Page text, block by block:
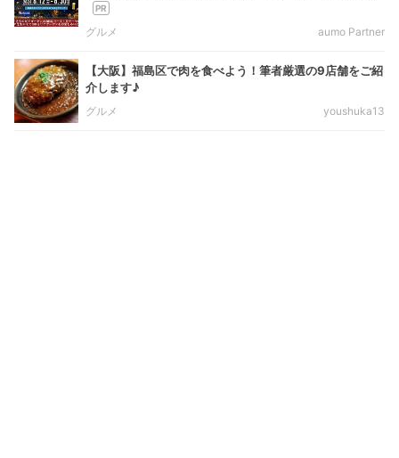
グルメ aumo Partner
【大阪】福島区で肉を食べよう！筆者厳選の9店舗をご紹
介します♪
グルメ youshuka13